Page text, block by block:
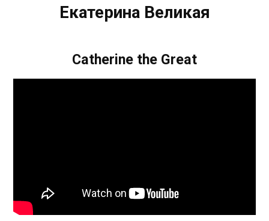
Екатерина Великая
Catherine the Great